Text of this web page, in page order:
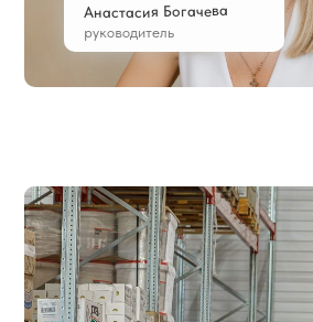
руководитель
Анастасия Богачева